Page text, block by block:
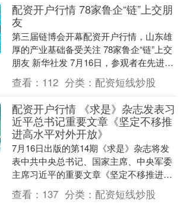
配资开户行情 78家鲁企“链”上交朋
友
第三届链博会开幕配资开户行情，山东雄
厚的产业基础备受关注 78家鲁企“链”上交
朋友 新华社发 7月16日，参观者在先进制
造链展区兰剑智能展台了解“蜘蛛侠悬挂式
料....
查看： 112 分类： 配资短线炒股
配资开户行情 《求是》杂志发表习
近平总书记重要文章《坚定不移推
进高水平对外开放》
7月16日出版的第14期《求是》杂志将发
表中共中央总书记、国家主席、中央军委
主席习近平的重要文章《坚定不移推进高
水平对外开放》配资开户行情。这是习近
平总书记20....
查看： 137 分类： 配资短线炒股